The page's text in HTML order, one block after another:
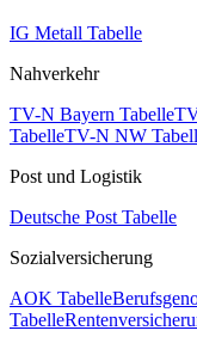
IG Metall Tabelle
Nahverkehr
TV-N Bayern Tabelle
TabelleTV-N NW
Post und Logistik
Deutsche Post Tabelle
Sozialversicherung
AOK Tabelle
Tabelle